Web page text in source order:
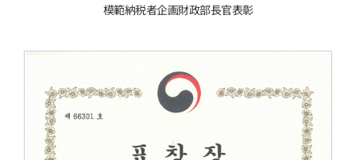
模範納税者企画財政部⻑官表彰